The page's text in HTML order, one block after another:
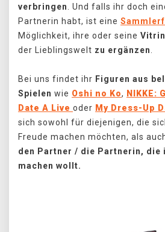
verbringen. Und falls ihr doch
Partnerin habt, ist eine
Möglichkeit, ihre oder seine
der Lieblingswelt zu ergänzen.
Bei uns findet ihr Figuren aus
Spielen wie Oshi no Ko, NIKKE:
Date A Live oder My Dress-Up
sich sowohl für diejenigen, die
Freude machen möchten, als
den Partner / die Partnerin, die
machen wollt.